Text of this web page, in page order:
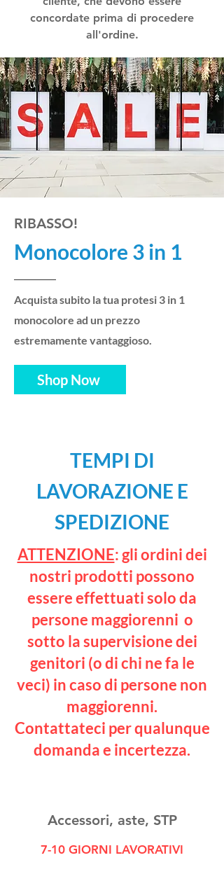
concordate prima di procedere
all'ordine.
RIBASSO!
Monocolore 3 in 1
Acquista subito la tua protesi 3 in 1
monocolore ad un prezzo
estremamente vantaggioso.
Shop Now
TEMPI DI
LAVORAZIONE E
SPEDIZIONE
ATTENZIONE: gli ordini dei
nostri prodotti possono
essere effettuati solo da
persone maggiorenni o
sotto la supervisione dei
genitori (o di chi ne fa le
veci) in caso di persone non
maggiorenni.
Contattateci per qualunque
domanda e incertezza.
Accessori, aste, STP
7-10 GIORNI LAVORATIVI